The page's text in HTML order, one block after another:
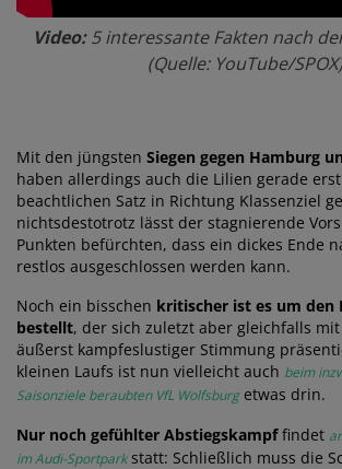
Video:5 interessante Fakten nach
(Quelle: YouTube/SPOX)
Mit den jüngsten Siegen gegen Hamburg
haben allerdings auch die Lilien gerade
beachtlichen Satz in Richtung Klassenziel
nichtsdestotrotz lässt der stagnierende
Punkten befürchten, dass ein dickes Ende
restlos ausgeschlossen werden kann.
Noch ein bisschen kritischer ist es um den
bestellt, der sich zuletzt aber gleichfalls
äußerst kampfeslustiger Stimmung
kleinen Laufs ist nun vielleicht auch beim
Saisonziele beraubten VfL Wolfsburgetwas drin.
Nur noch gefühlter Abstiegskampffindet
im Audi-Sportparkstatt: Schließlich muss die